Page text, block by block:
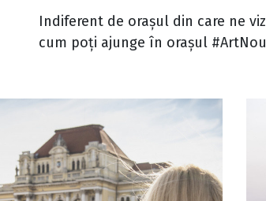
Indiferent de orașul din care ne
cum poți ajunge în orașul